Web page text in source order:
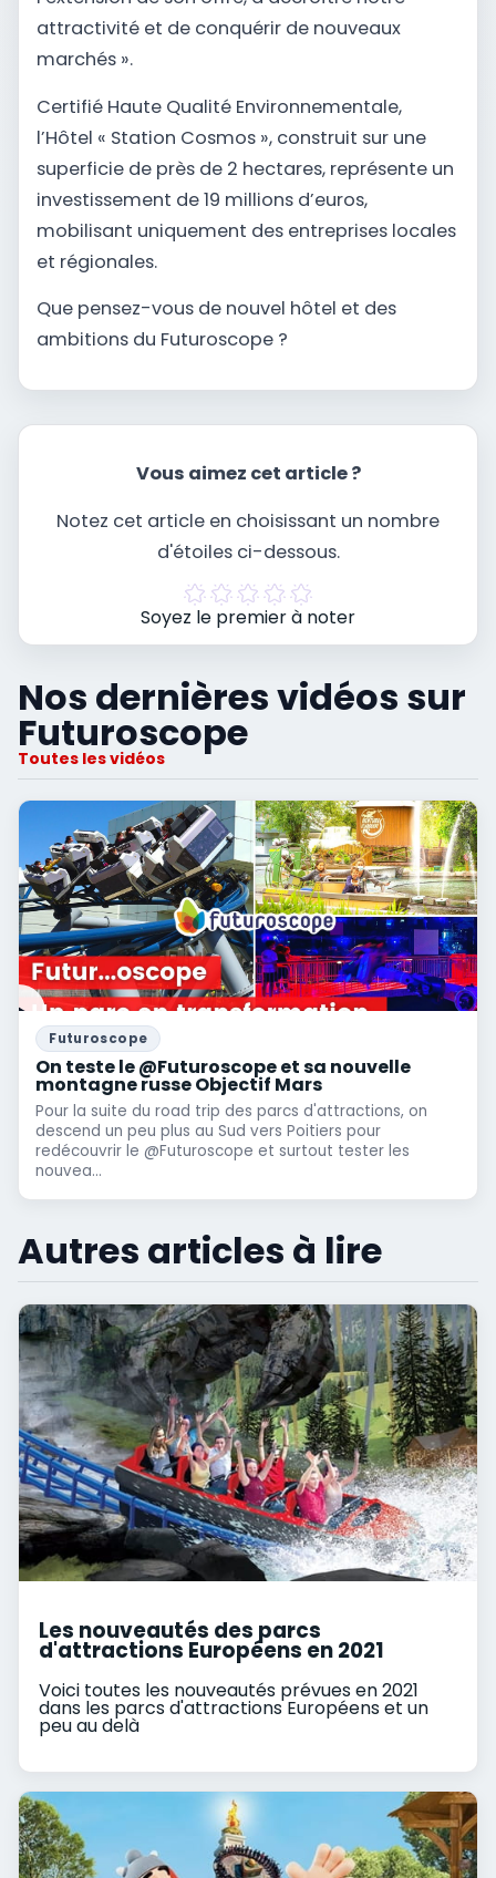
attractivité et de conquérir de nouveaux
marchés ».
Certifié Haute Qualité Environnementale,
l’Hôtel « Station Cosmos », construit sur une
superficie de près de 2 hectares, représente un
investissement de 19 millions d’euros,
mobilisant uniquement des entreprises locales
et régionales.
Que pensez-vous de nouvel hôtel et des
ambitions du Futuroscope ?
Vous aimez cet article ?
Notez cet article en choisissant un nombre
d'étoiles ci-dessous.
Soyez le premier à noter
Nos dernières vidéos sur
Futuroscope
Toutes les vidéos
Futuroscope
On teste le @Futuroscope et sa nouvelle
montagne russe Objectif Mars
Pour la suite du road trip des parcs d'attractions, on
descend un peu plus au Sud vers Poitiers pour
redécouvrir le @Futuroscope et surtout tester les
nouvea...
Autres articles à lire
Les nouveautés des parcs
d'attractions Européens en 2021
Voici toutes les nouveautés prévues en 2021
dans les parcs d'attractions Européens et un
peu au delà